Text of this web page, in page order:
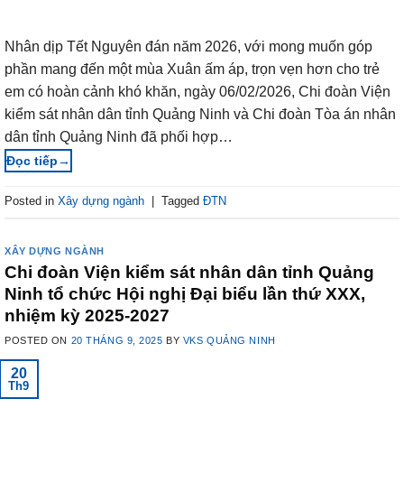
Nhân dịp Tết Nguyên đán năm 2026, với mong muốn góp
phần mang đến một mùa Xuân ấm áp, trọn vẹn hơn cho trẻ
em có hoàn cảnh khó khăn, ngày 06/02/2026, Chi đoàn Viện
kiểm sát nhân dân tỉnh Quảng Ninh và Chi đoàn Tòa án nhân
dân tỉnh Quảng Ninh đã phối hợp…
→
Posted in Xây dựng ngành Tagged ĐTN
XÂY DỰNG NGÀNH
Chi đoàn Viện kiểm sát nhân dân tỉnh Quảng
Ninh tổ chức Hội nghị Đại biểu lần thứ XXX,
nhiệm kỳ 2025-2027
POSTED ON 20 THÁNG 9, 2025 BY VKS QUẢNG NINH
20
Th9